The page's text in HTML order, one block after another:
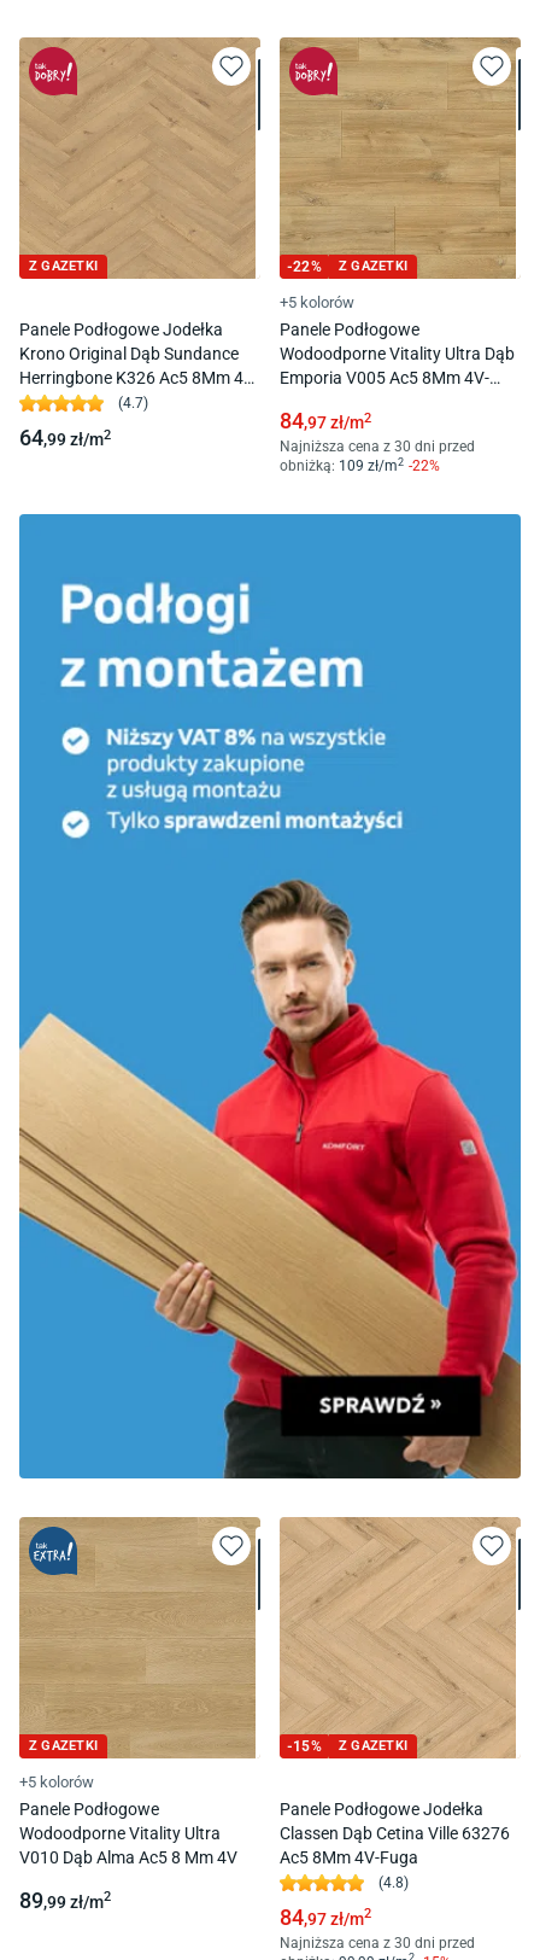
Z GAZETKI
Panele Podłogowe Jodełka
Krono Original Dąb Sundance
Herringbone K326 Ac5 8Mm 4V-
Fuga
(4.7)
64,99zł/m2
-22% Z GAZETKI
+5 kolorów
Panele Podłogowe
Wodoodporne Vitality Ultra Dąb
Emporia V005 Ac5 8Mm 4V-
84,97zł/m2
Najniższa cena z 30 dni przed
obniżką: 109 zł/m2 -22%
Z GAZETKI
+5 kolorów
Panele Podłogowe
Wodoodporne Vitality Ultra
V010 Dąb Alma Ac5 8 Mm 4V
89,99zł/m2
-15% Z GAZETKI
Panele Podłogowe Jodełka
Classen Dąb Cetina Ville 63276
Ac5 8Mm 4V-Fuga
(4.8)
84,97zł/m2
Najniższa cena z 30 dni przed